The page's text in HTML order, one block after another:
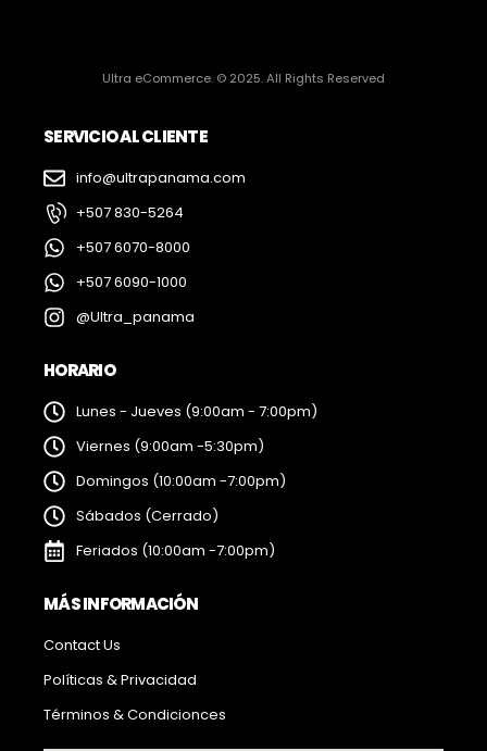
Ultra eCommerce. © 2025. All Rights Reserved
SERVICIO AL CLIENTE
info@ultrapanama.com
+507 830-5264
+507 6070-8000
+507 6090-1000
@Ultra_panama
HORARIO
Lunes - Jueves (9:00am - 7:00pm)
Viernes (9:00am -5:30pm)
Domingos (10:00am -7:00pm)
Sábados (Cerrado)
Feriados (10:00am -7:00pm)
MÁS INFORMACIÓN
Contact Us
Políticas & Privacidad
Términos & Condicionces